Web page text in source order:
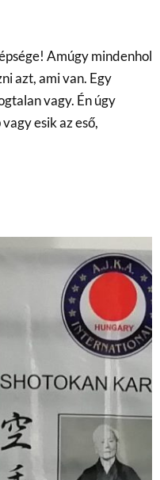
Amúgy mindenhol
azt, ami van. Egy
vagy. Én úgy
esik az eső,